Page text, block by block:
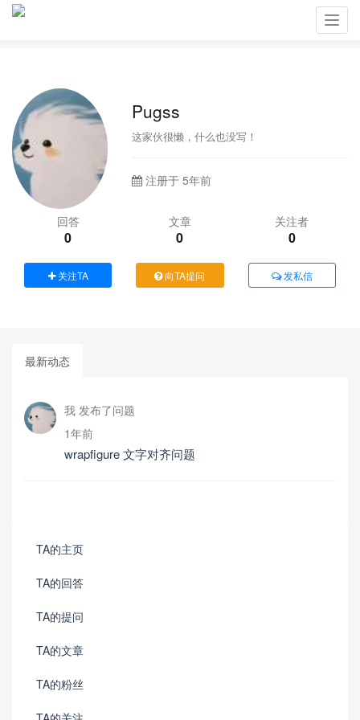
Pugss
这家伙很懒，什么也没写！
注册于 5年前
回答
0
文章
0
关注者
0
关注TA 向TA提问 发私信
最新动态
我 发布了问题
1年前
wrapfigure 文字对齐问题
TA的主页
TA的回答
TA的提问
TA的文章
TA的粉丝